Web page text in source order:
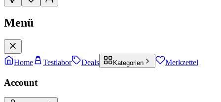
Menü
Home Testlabor Deals Kategorien Merkzettel
Account